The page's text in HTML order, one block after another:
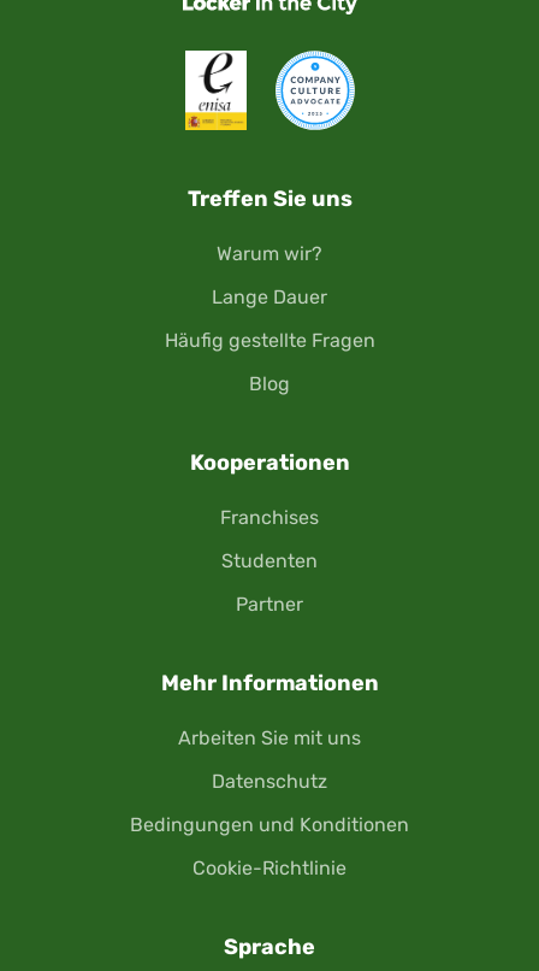
Treffen Sie uns
Warum wir?
Lange Dauer
Häufig gestellte Fragen
Blog
Kooperationen
Franchises
Studenten
Partner
Mehr Informationen
Arbeiten Sie mit uns
Datenschutz
Bedingungen und Konditionen
Cookie-Richtlinie
Sprache